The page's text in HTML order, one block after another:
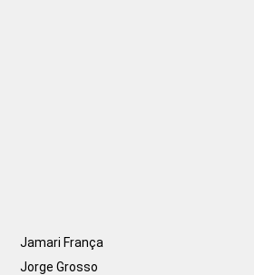
Jamari França
Jorge Grosso